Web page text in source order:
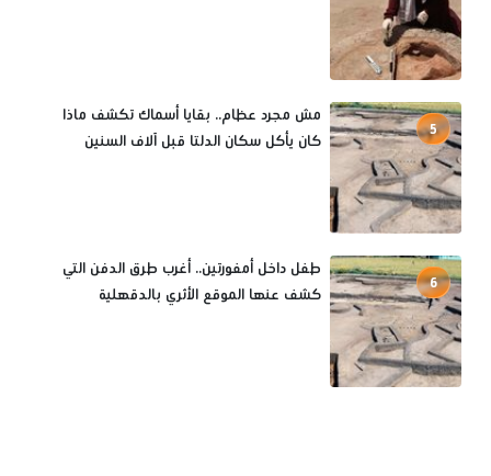
5
مش مجرد عظام.. بقايا أسماك تكشف ماذا
كان يأكل سكان الدلتا قبل آلاف السنين
6
طفل داخل أمفورتين.. أغرب طرق الدفن التي
كشف عنها الموقع الأثري بالدقهلية